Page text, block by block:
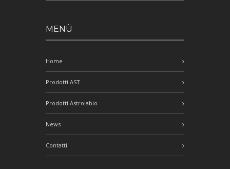
MENÙ
Home
Prodotti AST
Prodotti Astrolabio
News
Contatti